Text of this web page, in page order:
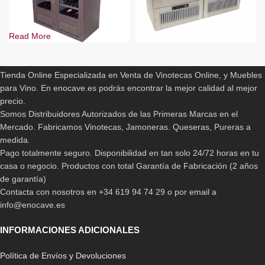
11.612,00€ 9.458,00€
Dispensador Vicave Barman
7.989,00€
Read More
Tienda Online Especializada en Venta de Vinotecas Online, y Muebles
para Vino. En enocave.es podrás encontrar la mejor calidad al mejor
precio.
Somos Distribuidores Autorizados de las Primeras Marcas en el
Mercado. Fabricamos Vinotecas, Jamoneras. Queseras, Pureras a
medida.
Pago totalmente seguro. Disponibilidad en tan solo 24/72 horas en tu
casa o negocio. Productos con total Garantía de Fabricación (2 años
de garantía)
Contacta con nosotros en +34 619 94 74 29 o por email a
info@enocave.es
INFORMACIONES ADICIONALES
Política de Envíos y Devoluciones